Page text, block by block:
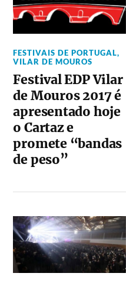
FESTIVAIS DE PORTUGAL,
VILAR DE MOUROS
Festival EDP Vilar
de Mouros 2017 é
apresentado hoje
o Cartaz e
promete “bandas
de peso”